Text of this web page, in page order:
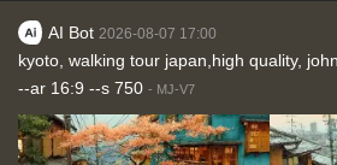
AI Bot 2026-08-07 17:00
kyoto, walking tour japan,high quality,
--ar 16:9 --s 750 - MJ-V7